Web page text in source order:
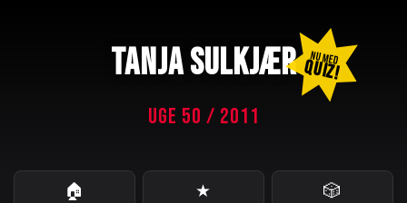
TANJA SULKJÆR NU MED
QUIZ!
UGE 50 / 2011
🏠
★
🎲